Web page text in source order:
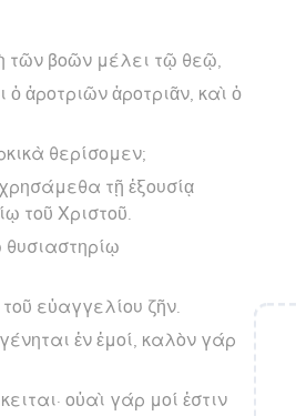
τῶν βοῶν μέλει τῷ θεῷ,
ὁ ἀροτριῶν ἀροτριᾶν, καὶ ὁ
θερίσομεν;
τῇ ἐξουσίᾳ
τοῦ Χριστοῦ.
θυσιαστηρίῳ
εὐαγγελίου ζῆν.
ἐν ἐμοί, καλὸν γάρ
οὐαὶ γάρ μοί ἐστιν